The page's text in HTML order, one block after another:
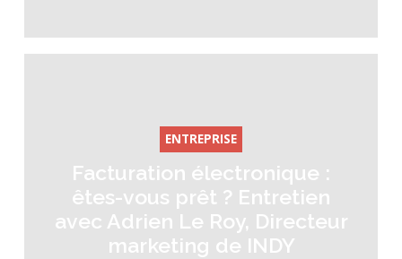
ENTREPRISE
Facturation électronique :
êtes-vous prêt ? Entretien
avec Adrien Le Roy, Directeur
marketing de INDY